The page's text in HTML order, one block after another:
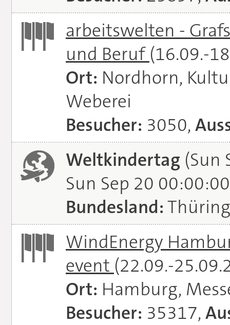
arbeitswelten -
und Beruf (16.09.-
Ort: Nordhorn,
Weberei
Besucher: 3050,
Weltkindertag (Sun
Sun Sep 20
Bundesland:
WindEnergy
event (22.09.-
Ort: Hamburg,
Besucher: 35317,